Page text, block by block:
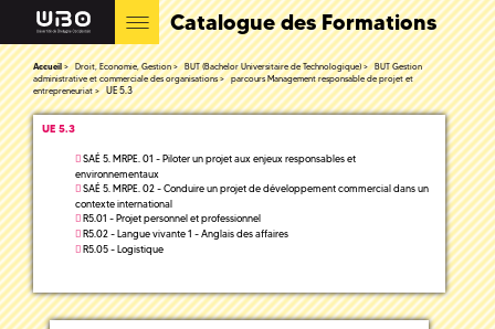
Catalogue des Formations
Accueil Droit, Economie, Gestion BUT (Bachelor Universitaire de Technologique)
BUT Gestion
administrative et commerciale des organisations
parcours Management responsable de projet et
entrepreneuriat
UE 5.3
UE 5.3
SAÉ 5. MRPE. 01 - Piloter un projet aux enjeux responsables et
environnementaux
SAÉ 5. MRPE. 02 - Conduire un projet de développement commercial dans un
contexte international
R5.01 - Projet personnel et professionnel
R5.02 - Langue vivante 1 - Anglais des affaires
R5.05 - Logistique